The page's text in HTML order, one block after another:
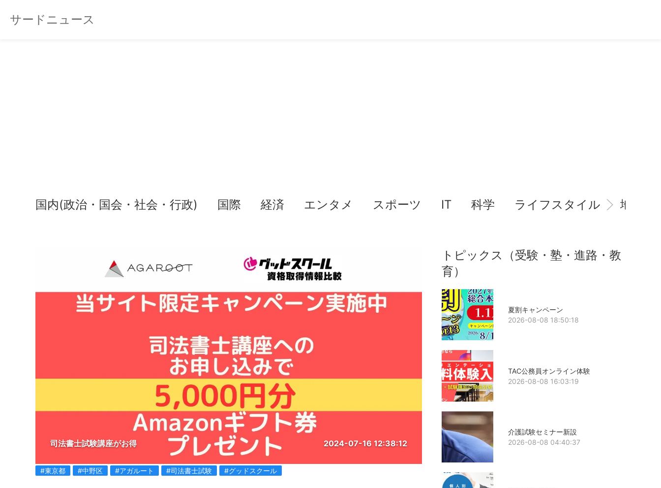
サードニュース
国内(政治・国会・社会・行政) 国際 経済 エンタメ スポーツ IT 科学 ライフスタイル 地域情
司法書士試験講座がお得 2024-07-16 12:38:12
#東京都 #中野区 #アガルート #司法書士試験 #グッドスクール
トピックス（受験・塾・進路・教
育）
夏割キャンペーン
2026-08-08 18:50:18
TAC公務員オンライン体験
2026-08-08 16:03:19
介護試験セミナー新設
2026-08-08 04:40:37